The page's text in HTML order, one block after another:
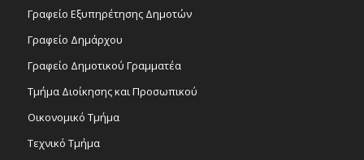
Γραφείο Εξυπηρέτησης Δημοτών
Γραφείο Δημάρχου
Γραφείο Δημοτικού Γραμματέα
Τμήμα Διοίκησης και Προσωπικού
Οικονομικό Τμήμα
Τεχνικό Τμήμα